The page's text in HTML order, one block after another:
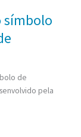
símbolo
de
pela